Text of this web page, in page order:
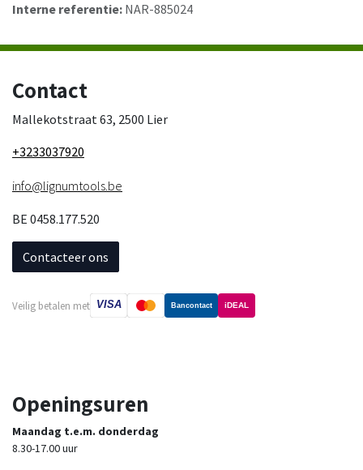
Interne referentie: NAR-885024
Contact
Mallekotstraat 63, 2500 Lier
+3233037920
info@lignumtools.be
BE 0458.177.520
Contacteer ons
Veilig betalen met VISA Bancontact iDEAL
Openingsuren
Maandag t.e.m. donderdag
8.30-17.00 uur